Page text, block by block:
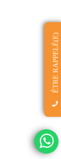
ÊTRE RAPPELÉ(E)